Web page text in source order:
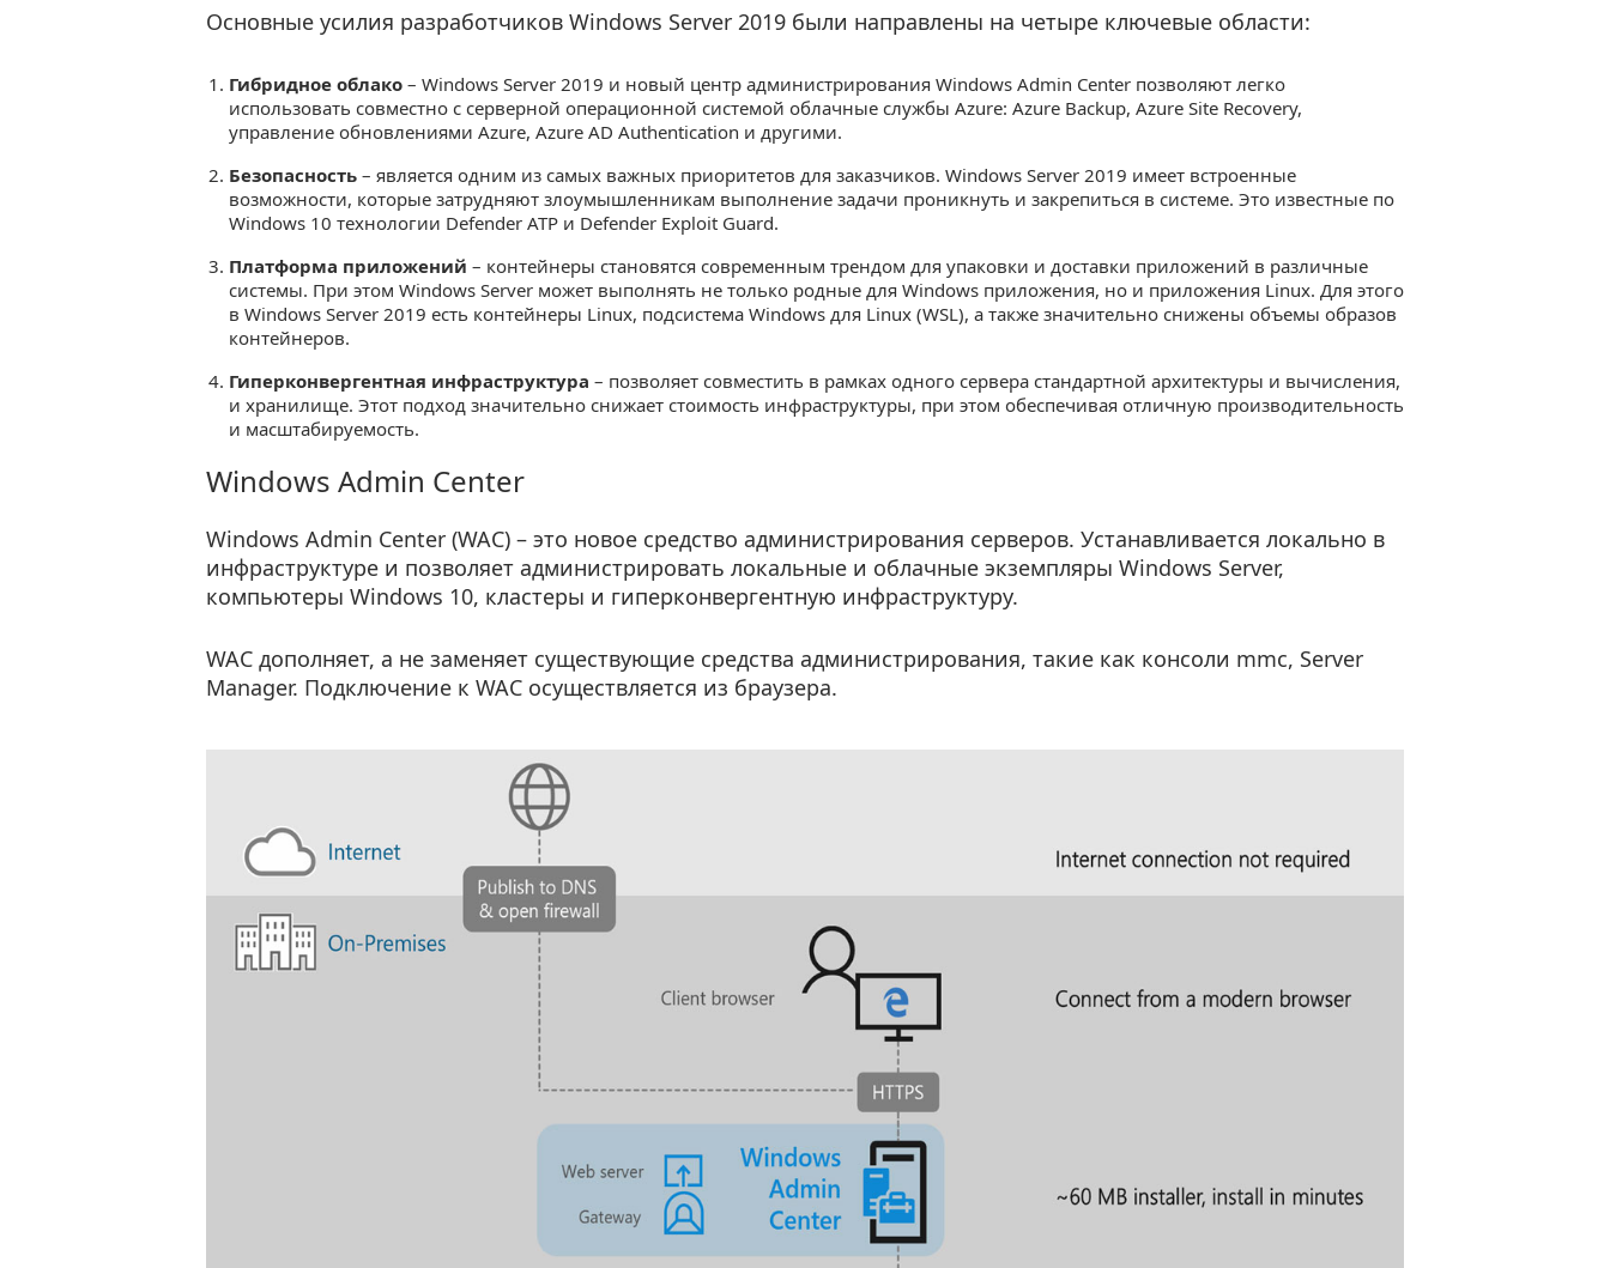
Основные усилия разработчиков Windows Server 2019 были направлены на четыре ключевые области:
Гибридное облако– Windows Server 2019 и новый центр администрирования Windows Admin Center позволяют легко
использовать совместно с серверной операционной системой облачные службы Azure: Azure Backup, Azure Site Recovery,
управление обновлениями Azure, Azure AD Authentication и другими.
Безопасность– является одним из самых важных приоритетов для заказчиков. Windows Server 2019 имеет встроенные
возможности, которые затрудняют злоумышленникам выполнение задачи проникнуть и закрепиться в системе. Это известные по
Windows 10 технологии Defender ATP и Defender Exploit Guard.
Платформа приложений – контейнеры становятся современным трендом для упаковки и доставки приложений в различные
системы. При этом Windows Server может выполнять не только родные для Windows приложения, но и приложения Linux. Для этого
в Windows Server 2019 есть контейнеры Linux, подсистема Windows для Linux (WSL), а также значительно снижены объемы образов
контейнеров.
Гиперконвергентная инфраструктура – позволяет совместить в рамках одного сервера стандартной архитектуры и вычисления,
и хранилище. Этот подход значительно снижает стоимость инфраструктуры, при этом обеспечивая отличную производительность
и масштабируемость.
Windows Admin Center
Windows Admin Center (WAC) – это новое средство администрирования серверов. Устанавливается локально в
инфраструктуре и позволяет администрировать локальные и облачные экземпляры Windows Server,
компьютеры Windows 10, кластеры и гиперконвергентную инфраструктуру.
WAC дополняет, а не заменяет существующие средства администрирования, такие как консоли mmc, Server
Manager. Подключение к WAC осуществляется из браузера.